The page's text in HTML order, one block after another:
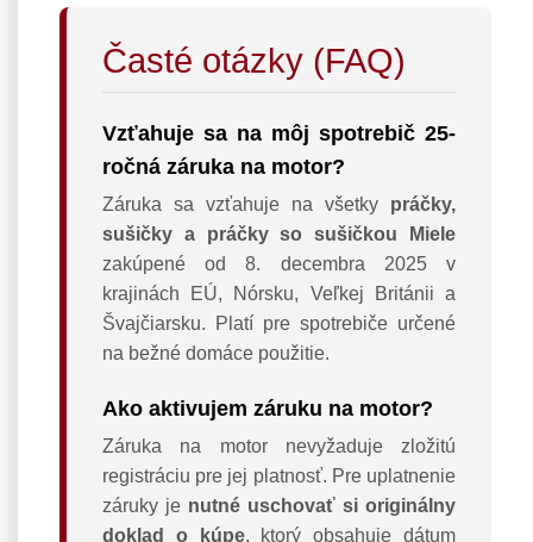
Časté otázky (FAQ)
Vzťahuje sa na môj spotrebič 25-
ročná záruka na motor?
Záruka sa vzťahuje na všetky práčky,
sušičky a práčky so sušičkou Miele
zakúpené od 8. decembra 2025 v
krajinách EÚ, Nórsku, Veľkej Británii a
Švajčiarsku. Platí pre spotrebiče určené
na bežné domáce použitie.
Ako aktivujem záruku na motor?
Záruka na motor nevyžaduje zložitú
registráciu pre jej platnosť. Pre uplatnenie
záruky je nutné uschovať si originálny
doklad o kúpe, ktorý obsahuje dátum